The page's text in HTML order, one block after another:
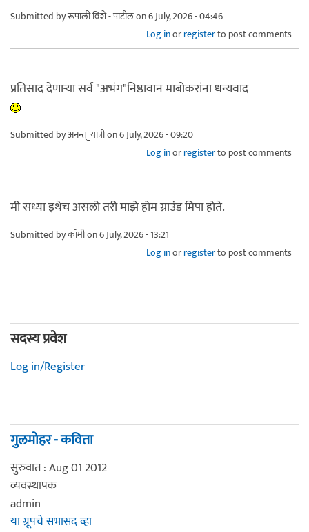
Submitted byरूपाली विशे - पाटीलon 6 July, 2026 - 04:46
Log inorregisterto post comments
प्रतिसाद देणाऱ्या सर्व "अभंग"निष्ठावान माबोकरांना धन्यवाद
Submitted byअनन्त्_यात्रीon 6 July, 2026 - 09:20
Log inorregisterto post comments
मी सध्या इथेच असलो तरी माझे होम ग्राउंड मिपा होते.
Submitted byकॉमीon 6 July, 2026 - 13:21
Log inorregisterto post comments
सदस्य प्रवेश
Log in/Register
गुलमोहर - कविता
सुरुवात : Aug 01 2012
व्यवस्थापक
admin
या ग्रूपचे सभासद व्हा